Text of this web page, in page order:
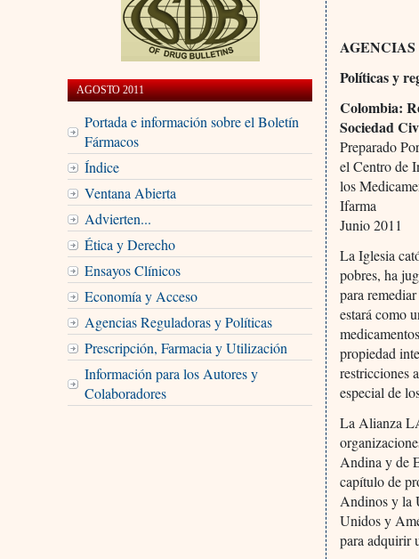
AGOSTO 2011
Portada e información sobre el Boletín
Fármacos
Índice
Ventana Abierta
Advierten...
Ética y Derecho
Ensayos Clínicos
Economía y Acceso
Agencias Reguladoras y Políticas
Prescripción, Farmacia y Utilización
Información para los Autores y
Colaboradores
Políticas y
Colombia:
Sociedad
Preparado
el Centro de
los
Ifarma
Junio 2011
La Iglesia
pobres, ha
para
estará como
propiedad
restricciones
especial de
La Alianza
Andina y de
capítulo de
Andinos y la
Unidos y
para adquirir